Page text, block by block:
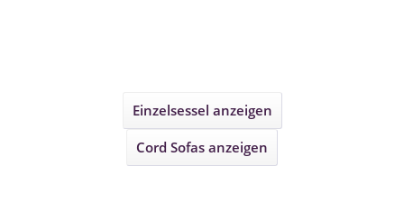
Einzelsessel anzeigen
Cord Sofas anzeigen